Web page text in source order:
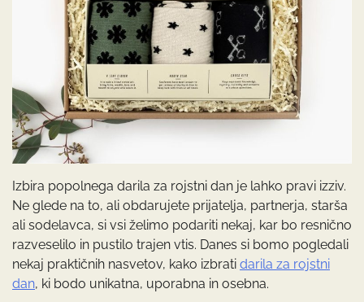
Izbira popolnega darila za rojstni dan je lahko pravi izziv.
Ne glede na to, ali obdarujete prijatelja, partnerja, starša
ali sodelavca, si vsi želimo podariti nekaj, kar bo resnično
razveselilo in pustilo trajen vtis. Danes si bomo pogledali
nekaj praktičnih nasvetov, kako izbrati darila za rojstni
dan, ki bodo unikatna, uporabna in osebna.